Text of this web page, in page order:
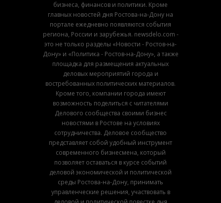
бизнеса, финансов и политики. Кроме
главных новостей дня Ростова-на-Дону на
портале ежедневно появляются события
региона, России и зарубежья. newsdelo.com -
это не только разделы «Новости - Ростов-на-
Дону» и «Политика - Ростов-на-Дону», а также
площадка для размещения актуальных
деловых мероприятий города и
востребованных политических материалов.
Кроме того, компании города имеют
возможность поделиться с читателями
Делового сообщества своими бизнес
новостями в Ростове на условиях
сотрудничества. Деловое сообщество
представляет собой удобный инструмент
современного бизнесмена, который
позволяет оставаться в курсе событий
деловой экономической и политической
среды Ростова-на-Дону, принимать
управленческие решения, участвовать в